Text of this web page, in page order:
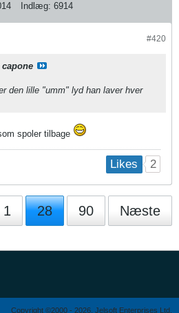
Indlæg: 6914
#420
capone
den lille "umm" lyd han laver hver
spoler tilbage
Likes 2
1 28 90 Næste
Copyright ©2000 - 2026, Jelsoft Enterprises Ltd.